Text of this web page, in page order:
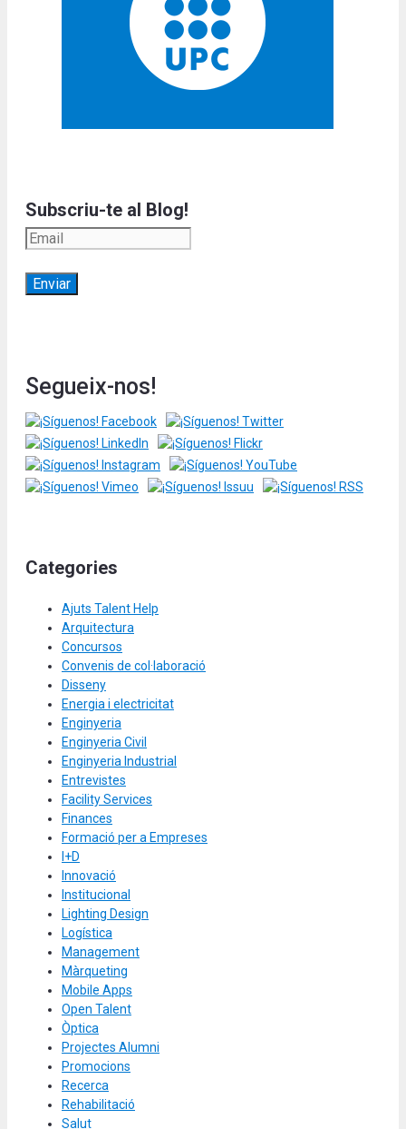
Subscriu-te al Blog!
Segueix-nos!
Categories
Ajuts Talent Help
Arquitectura
Concursos
Convenis de col·laboració
Disseny
Energia i electricitat
Enginyeria
Enginyeria Civil
Enginyeria Industrial
Entrevistes
Facility Services
Finances
Formació per a Empreses
I+D
Innovació
Institucional
Lighting Design
Logística
Management
Màrqueting
Mobile Apps
Open Talent
Òptica
Projectes Alumni
Promocions
Recerca
Rehabilitació
Salut